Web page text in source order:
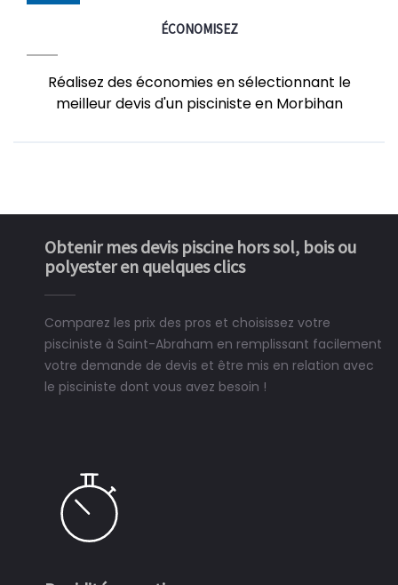
ÉCONOMISEZ
Réalisez des économies en sélectionnant le
meilleur devis d'un pisciniste en Morbihan
Obtenir mes devis piscine hors sol, bois ou
polyester en quelques clics
Comparez les prix des pros et choisissez votre
pisciniste à Saint-Abraham en remplissant facilement
votre demande de devis et être mis en relation avec
le pisciniste dont vous avez besoin !